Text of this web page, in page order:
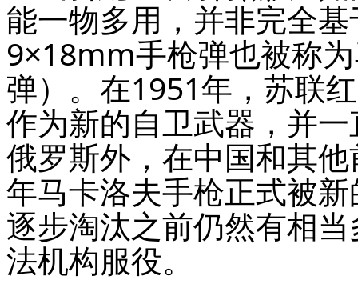
能一物多用，并非完全
9×18mm手枪弹也被称
弹）。在1951年，苏联
作为新的自卫武器，并
俄罗斯外，在中国和其
年马卡洛夫手枪正式被
逐步淘汰之前仍然有相
法机构服役。